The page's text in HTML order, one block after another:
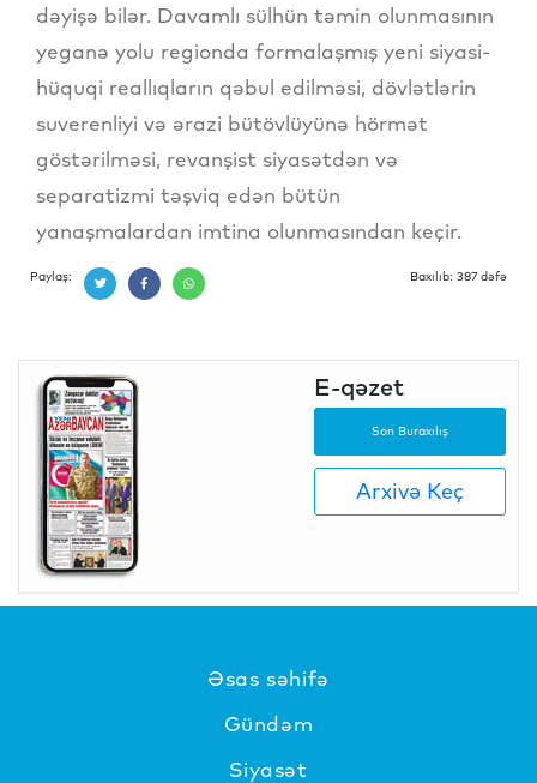
dəyişə bilər. Davamlı sülhün təmin olunmasının
yeganə yolu regionda formalaşmış yeni siyasi-
hüquqi reallıqların qəbul edilməsi, dövlətlərin
suverenliyi və ərazi bütövlüyünə hörmət
göstərilməsi, revanşist siyasətdən və
separatizmi təşviq edən bütün
yanaşmalardan imtina olunmasından keçir.
Paylaş: Baxılıb: 387 dəfə
E-qəzet
Son Buraxılış
Arxivə Keç
Əsas səhifə
Gündəm
Siyasət